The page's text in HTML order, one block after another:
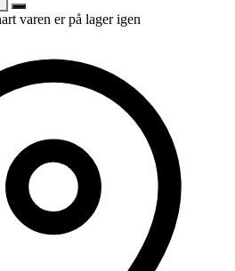
varen er på lager igen